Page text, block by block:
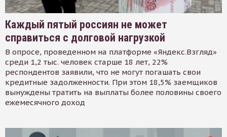
Каждый пятый россиян не может
справиться с долговой нагрузкой
В опросе, проведенном на платформе «Яндекс.Взгляд»
среди 1,2 тыс. человек старше 18 лет, 22%
респондентов заявили, что не могут погашать свои
кредитные задолженности. При этом 18,5% заемщиков
вынуждены тратить на выплаты более половины своего
ежемесячного доход